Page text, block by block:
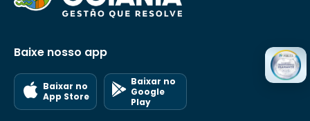
Baixe nosso app
Baixar no
App Store
Baixar no
Google
Play